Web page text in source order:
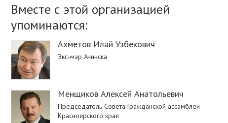
Вместе с этой организацией
упоминаются:
Ахметов Илай Узбекович
Экс-мэр Ачинска
Менщиков Алексей Анатольевич
Председатель Совета Гражданской ассамблеи
Красноярского края